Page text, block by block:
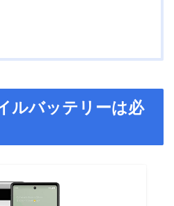
ルバッテリーは必